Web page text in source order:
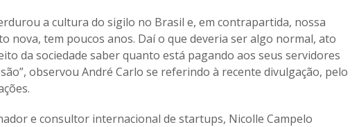
a cultura do sigilo no Brasil e, em contrapartida, nossa
nova, tem poucos anos. Daí o que deveria ser algo normal, ato
da sociedade saber quanto está pagando aos seus servidores
observou André Carlo se referindo à recente divulgação, pelo
e consultor internacional de startups, Nicolle Campelo